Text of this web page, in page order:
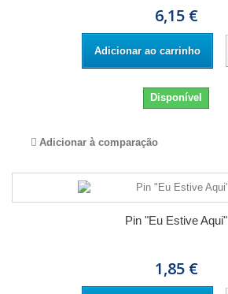
6,15 €
Adicionar ao carrinho
Disponível
Adicionar à comparação
Pin "Eu Estive Aqui"
1,85 €